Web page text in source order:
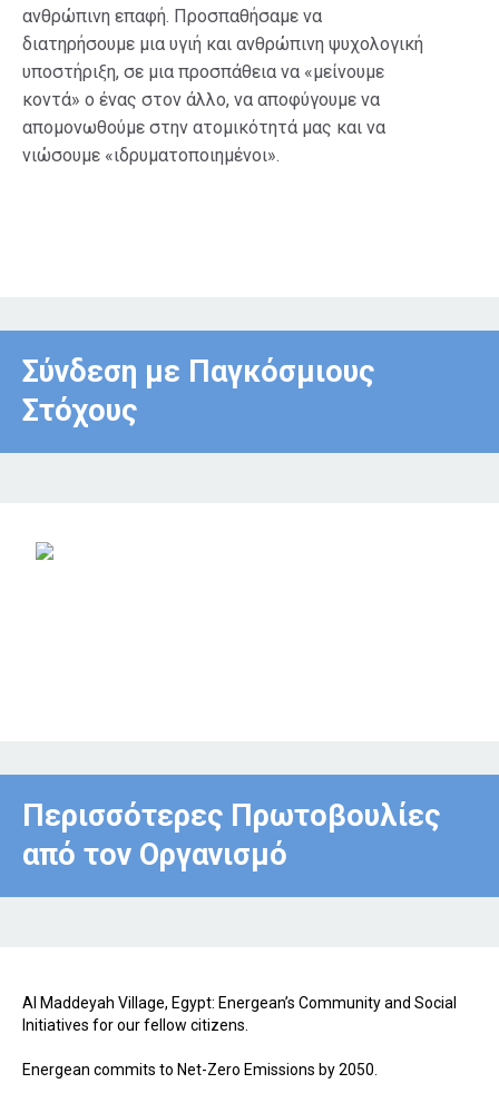
ανθρώπινη επαφή. Προσπαθήσαμε να
διατηρήσουμε μια υγιή και ανθρώπινη ψυχολογική
υποστήριξη, σε μια προσπάθεια να «μείνουμε
κοντά» ο ένας στον άλλο, να αποφύγουμε να
απομονωθούμε στην ατομικότητά μας και να
νιώσουμε «ιδρυματοποιημένοι».
Σύνδεση με Παγκόσμιους
Στόχους
Περισσότερες Πρωτοβουλίες
από τον Οργανισμό
Al Maddeyah Village, Egypt: Energean’s Community and Social
Initiatives for our fellow citizens.
Energean commits to Net-Zero Emissions by 2050.